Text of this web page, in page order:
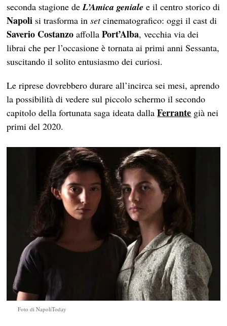
seconda stagione deL’Amica geniale e il centro storico di
Napoli si trasforma insetcinematografico: oggi il cast di
Saverio Costanzo affollaPort’Alba, vecchia via dei
librai che per l’occasione è tornata ai primi anni Sessanta,
suscitando il solito entusiasmo dei curiosi.
Le riprese dovrebbero durare all’incirca sei mesi, aprendo
la possibilità di vedere sul piccolo schermo il secondo
capitolo della fortunata saga ideata dallaFerrante già nei
primi del 2020.
Foto di NapoliToday